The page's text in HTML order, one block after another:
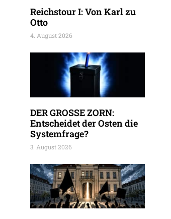
Reichstour I: Von Karl zu
Otto
4. August 2026
DER GROSSE ZORN:
Entscheidet der Osten die
Systemfrage?
3. August 2026